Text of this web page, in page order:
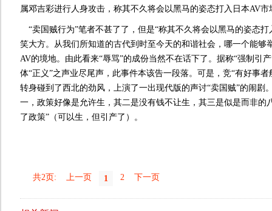
属邓吉彩进行人身攻击，称其不久将会以黑马的姿态打入日本AV市
“卖国贼行为”笔者不甚了了，但是“称其不久将会以黑马的姿态打
笑大方。从我们所知道的古代到时至今天的和谐社会，哪一个能够
AV的境地。由此看来“辱骂”的成份当然不在话下了。据称“强制引
体“正义”之声业尽尾声，此事件本该告一段落。可是，竞“有好事
转身碰到了西北的劲风，上演了一出现代版的声讨“卖国贼”的闹剧
一，政策好像是允许生，其二是没有钱不让生，其三是似是而非的
了政策”（可以生，但引产了）。
共2页: 上一页 1 2 下一页